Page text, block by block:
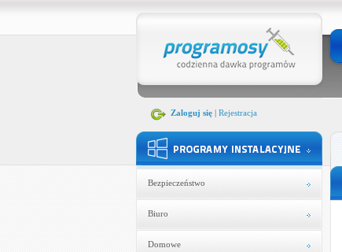
Zaloguj się| Rejestracja
Bezpieczeństwo
Biuro
Domowe